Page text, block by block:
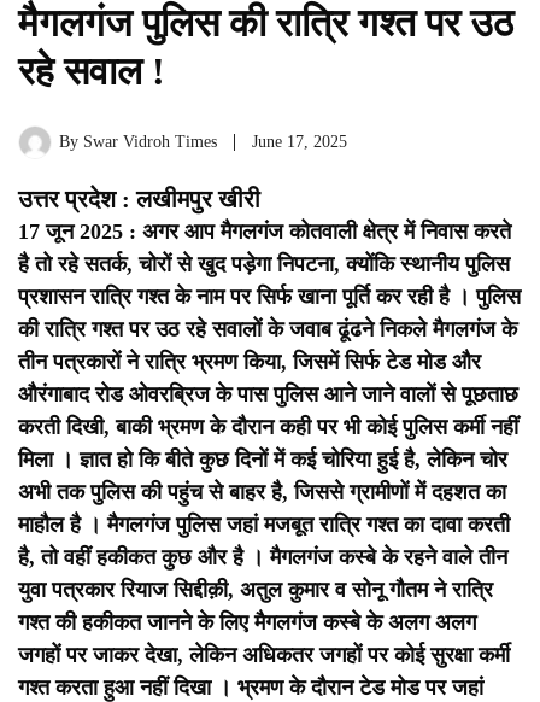
मैगलगंज पुलिस की रात्रि गश्त पर उठ
रहे सवाल !
By Swar Vidroh Times June 17, 2025
उत्तर प्रदेश : लखीमपुर खीरी
17 जून 2025 : अगर आप मैगलगंज कोतवाली क्षेत्र में निवास करते
है तो रहे सतर्क, चोरों से खुद पड़ेगा निपटना, क्योंकि स्थानीय पुलिस
प्रशासन रात्रि गश्त के नाम पर सिर्फ खाना पूर्ति कर रही है ।पुलिस
की रात्रि गश्त पर उठ रहे सवालों के जवाब ढूंढने निकले मैगलगंज के
तीन पत्रकारों ने रात्रि भ्रमण किया, जिसमें सिर्फ टेड मोड और
औरंगाबाद रोड ओवरब्रिज के पास पुलिस आने जाने वालों से पूछताछ
करती दिखी, बाकी भ्रमण के दौरान कही पर भी कोई पुलिस कर्मी नहीं
मिला । ज्ञात हो कि बीते कुछ दिनों में कई चोरिया हुई है, लेकिन चोर
अभी तक पुलिस की पहुंच से बाहर है, जिससे ग्रामीणों में दहशत का
माहौल है । मैगलगंज पुलिस जहां मजबूत रात्रि गश्त का दावा करती
है, तो वहीं हकीकत कुछ और है ।मैगलगंज कस्बे के रहने वाले तीन
युवा पत्रकार रियाज सिद्दीक़ी, अतुल कुमार व सोनू गौतम ने रात्रि
गश्त की हकीकत जानने के लिए मैगलगंज कस्बे के अलग अलग
जगहों पर जाकर देखा, लेकिन अधिकतर जगहों पर कोई सुरक्षा कर्मी
गश्त करता हुआ नहीं दिखा । भ्रमण के दौरान टेड मोड पर जहां